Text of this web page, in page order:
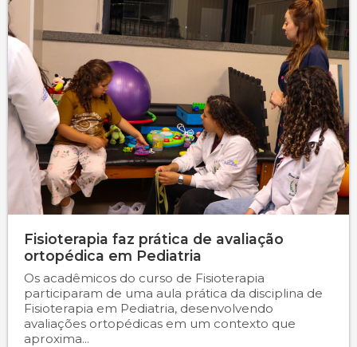
Fisioterapia faz prática de avaliação
ortopédica em Pediatria
Os acadêmicos do curso de Fisioterapia
participaram de uma aula prática da disciplina de
Fisioterapia em Pediatria, desenvolvendo
avaliações ortopédicas em um contexto que
aproxima...